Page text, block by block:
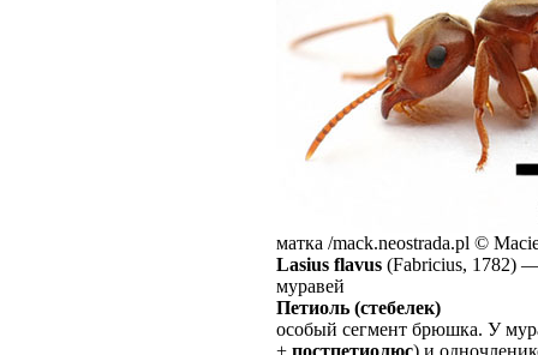
матка /mack.neostrada.pl ©
Lasius flavus (Fabricius, 1782)
муравей
Петиоль (стебелек)
особый сегмент брюшка. У